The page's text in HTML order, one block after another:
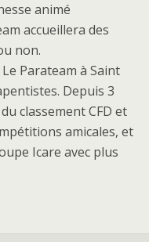
animé
accueillera des
non.
Parateam à Saint
Depuis 3
classement CFD et
amicales, et
Icare avec plus